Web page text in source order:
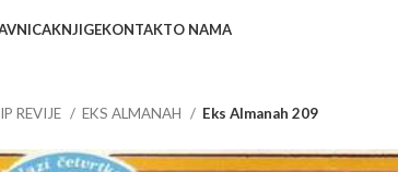
KNJIGEKONTAKTO NAMA
REVIJE EKS ALMANAH Eks Almanah 209